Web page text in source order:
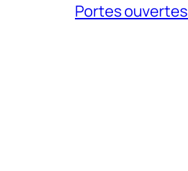
Portes ouvertes